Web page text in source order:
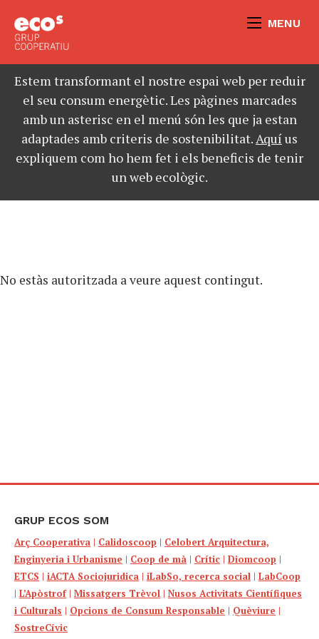
MENU
Estem transformant el nostre espai web per reduir
el seu consum energètic. Les pàgines marcades
amb un asterisc en el menú són les que ja estan
adaptades amb criteris de sostenibilitat.Aquíus
expliquem com ho hem fet i els beneficis de tenir
un web ecològic.
No estàs autoritzada a veure aquest contingut.
GRUP ECOS SOM
Arç Cooperativa | Calidoscoop | Celobert Arquitectura,
Enginyeria i Urbanisme | Coop de mà | Crític | Diomcoop |
ETCS | iACTA Sociojuridica | iLabSo, recerca social | LabCoop
| L’Apòstrof| Missatgers Trèvol | Nusos Activitats Científiques
i Culturals | Opcions de Consum Responsable | Quèviure |
SostreCívic